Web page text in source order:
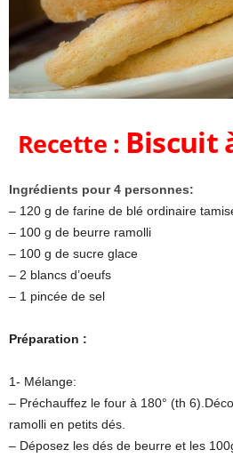
Recette : Biscuit
Ingrédients pour 4 personnes:
– 120 g de farine de blé ordinaire
– 100 g de beurre ramolli
– 100 g de sucre glace
– 2 blancs d’oeufs
– 1 pincée de sel
Préparation :
1- Mélange:
– Préchauffez le four à 180° (th
ramolli en petits dés.
– Déposez les dés de beurre et les